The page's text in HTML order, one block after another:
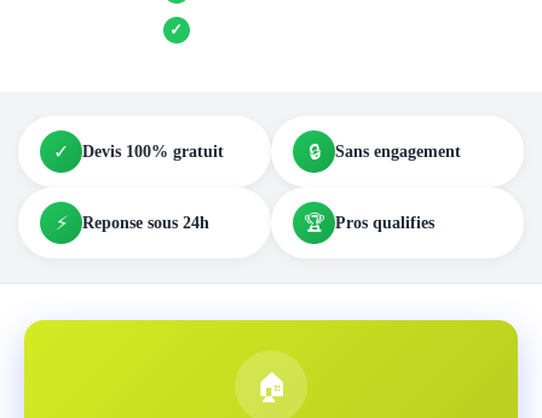
✓ Aides et primes incluses
✓ Devis 100% gratuit 🔒 Sans engagement
⚡ Reponse sous 24h 🏆 Pros qualifies
🏠